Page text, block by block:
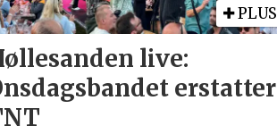
PLUS
live:
erstatter